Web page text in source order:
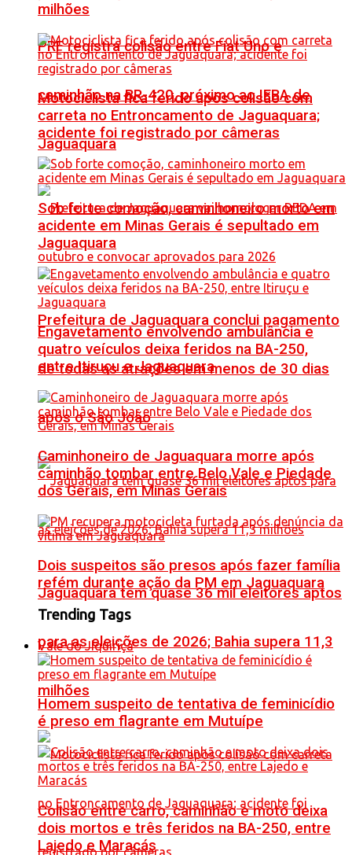
PRF registra colisão entre Fiat Uno e
caminhão na BR-420, próximo ao IFBA de
Jaguaquara
Prefeitura de Jaguaquara conclui pagamento
de todas as atrações em menos de 30 dias
após o São João
Jaguaquara tem quase 36 mil eleitores aptos
para as eleições de 2026; Bahia supera 11,3
milhões
milhões
Motociclista fica ferido após colisão com
carreta no Entroncamento de Jaguaquara;
acidente foi registrado por câmeras
Sob forte comoção, caminhoneiro morto em
acidente em Minas Gerais é sepultado em
Jaguaquara
Engavetamento envolvendo ambulância e
quatro veículos deixa feridos na BA-250,
entre Itiruçu e Jaguaquara
Caminhoneiro de Jaguaquara morre após
caminhão tombar entre Belo Vale e Piedade
dos Gerais, em Minas Gerais
Dois suspeitos são presos após fazer família
refém durante ação da PM em Jaguaquara
Trending Tags
Vale do Jiquiriçá
Homem suspeito de tentativa de feminicídio
é preso em flagrante em Mutuípe
Colisão entre carro, caminhão e moto deixa
dois mortos e três feridos na BA-250, entre
Lajedo e Maracás